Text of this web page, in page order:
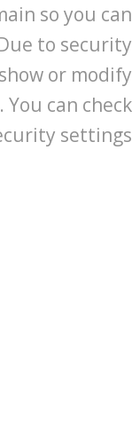
so you can
to security
or modify
can check
settings.